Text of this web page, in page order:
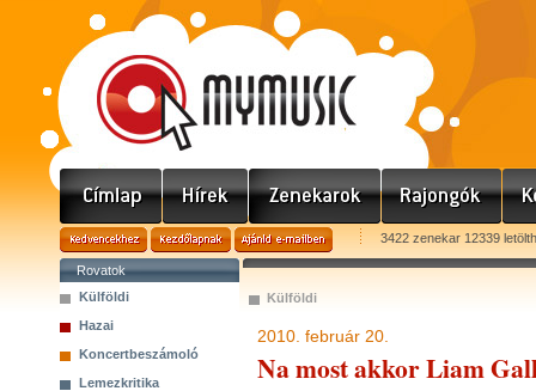
3422 zenekar 12339
Rovatok
Külföldi
Hazai
Koncertbeszámoló
Lemezkritika
Külföldi
2010. február 20.
Na most akkor Liam